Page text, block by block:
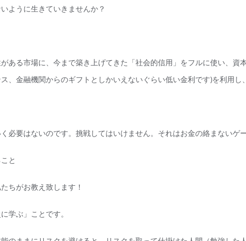
ように生きていきませんか？
ある市場に、今まで築き上げてきた「社会的信用」をフルに使い、
、金融機関からのギフトとしかいえないぐらい低い金利です)を利用し
必要はないのです。挑戦してはいけません。それはお金の絡まないゲ
と
ちがお教え致します！
学ぶ」ことです。